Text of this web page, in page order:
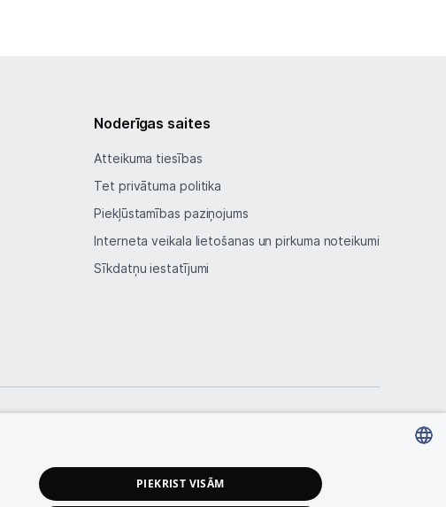
Noderīgas saites
Atteikuma tiesības
Tet privātuma politika
Piekļūstamības paziņojums
Interneta veikala lietošanas un pirkuma noteikumi
Sīkdatņu iestatījumi
PIEKRIST VISĀM